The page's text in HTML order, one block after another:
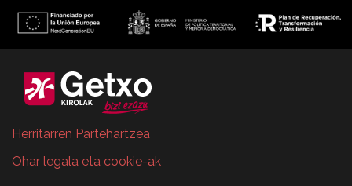
Herritarren Partehartzea
Ohar legala eta cookie-ak